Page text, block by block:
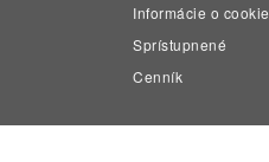
Informácie o cookie
Sprístupnené
Cenník